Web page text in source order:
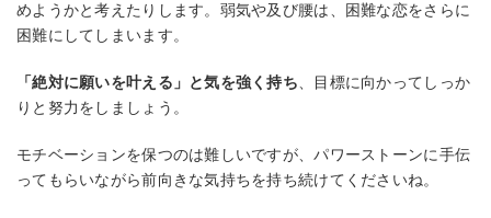
めようかと考えたりします。弱気や及び腰は、困難な恋をさらに
困難にしてしまいます。
「絶対に願いを叶える」と気を強く持ち 、目標に向かってしっか
りと努力をしましょう。
モチベーションを保つのは難しいですが、パワーストーンに手伝
ってもらいながら前向きな気持ちを持ち続けてくださいね。